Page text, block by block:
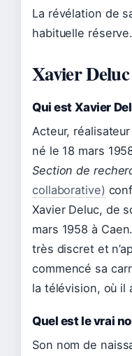
La révélation de
habituelle réserve.
Xavier
Qui est Xavier
Acteur,
né le 18 mars
Section de
collaborative)
Xavier Deluc, de
mars 1958 à
très discret et
commencé sa
la télévision, où il
Quel est le vrai
Son nom de